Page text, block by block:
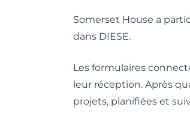
Somerset House a
dans DIESE.
Les formulaires
leur réception. Après
projets, planifiées et